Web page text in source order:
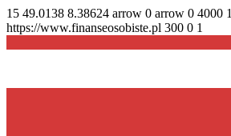
15 49.0138 8.38624 arrow 0 arrow 0 4000 1
https://www.finanseosobiste.pl 300 0 1